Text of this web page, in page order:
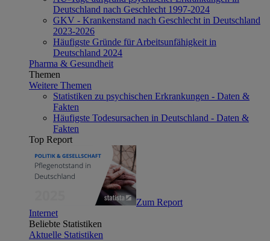
Deutschland nach Geschlecht 1997-2024
GKV - Krankenstand nach Geschlecht in Deutschland
2023-2026
Häufigste Gründe für Arbeitsunfähigkeit in
Deutschland 2024
Pharma & Gesundheit
Themen
Weitere Themen
Statistiken zu psychischen Erkrankungen - Daten &
Fakten
Häufigste Todesursachen in Deutschland - Daten &
Fakten
Top Report
Zum Report
Internet
Beliebte Statistiken
Aktuelle Statistiken